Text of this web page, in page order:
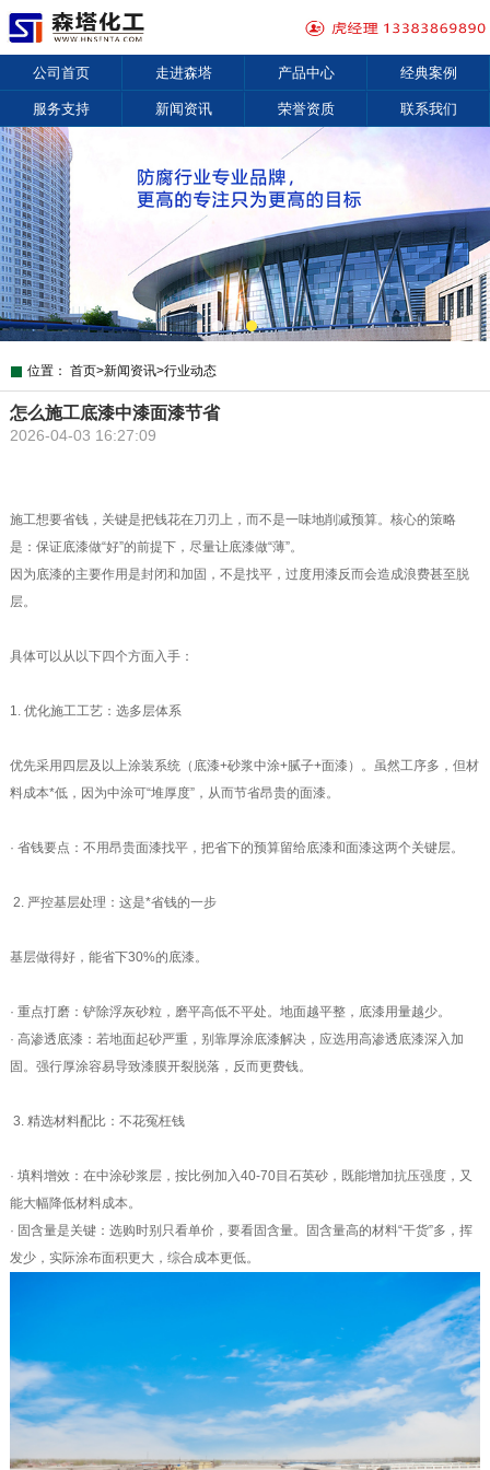
公司首页 走进森塔 产品中心 经典案例
服务支持 新闻资讯 荣誉资质 联系我们
位置： 首页>新闻资讯>行业动态
怎么施工底漆中漆面漆节省
2026-04-03 16:27:09
施工想要省钱，关键是把钱花在刀刃上，而不是一味地削减预算。核心的策略
是：保证底漆做“好”的前提下，尽量让底漆做“薄”。
因为底漆的主要作用是封闭和加固，不是找平，过度用漆反而会造成浪费甚至脱
层。
具体可以从以下四个方面入手：
1. 优化施工工艺：选多层体系
优先采用四层及以上涂装系统（底漆+砂浆中涂+腻子+面漆）。虽然工序多，但材
料成本*低，因为中涂可“堆厚度”，从而节省昂贵的面漆。
· 省钱要点：不用昂贵面漆找平，把省下的预算留给底漆和面漆这两个关键层。
2. 严控基层处理：这是*省钱的一步
基层做得好，能省下30%的底漆。
· 重点打磨：铲除浮灰砂粒，磨平高低不平处。地面越平整，底漆用量越少。
· 高渗透底漆：若地面起砂严重，别靠厚涂底漆解决，应选用高渗透底漆深入加
固。强行厚涂容易导致漆膜开裂脱落，反而更费钱。
3. 精选材料配比：不花冤枉钱
· 填料增效：在中涂砂浆层，按比例加入40-70目石英砂，既能增加抗压强度，又
能大幅降低材料成本。
· 固含量是关键：选购时别只看单价，要看固含量。固含量高的材料“干货”多，挥
发少，实际涂布面积更大，综合成本更低。